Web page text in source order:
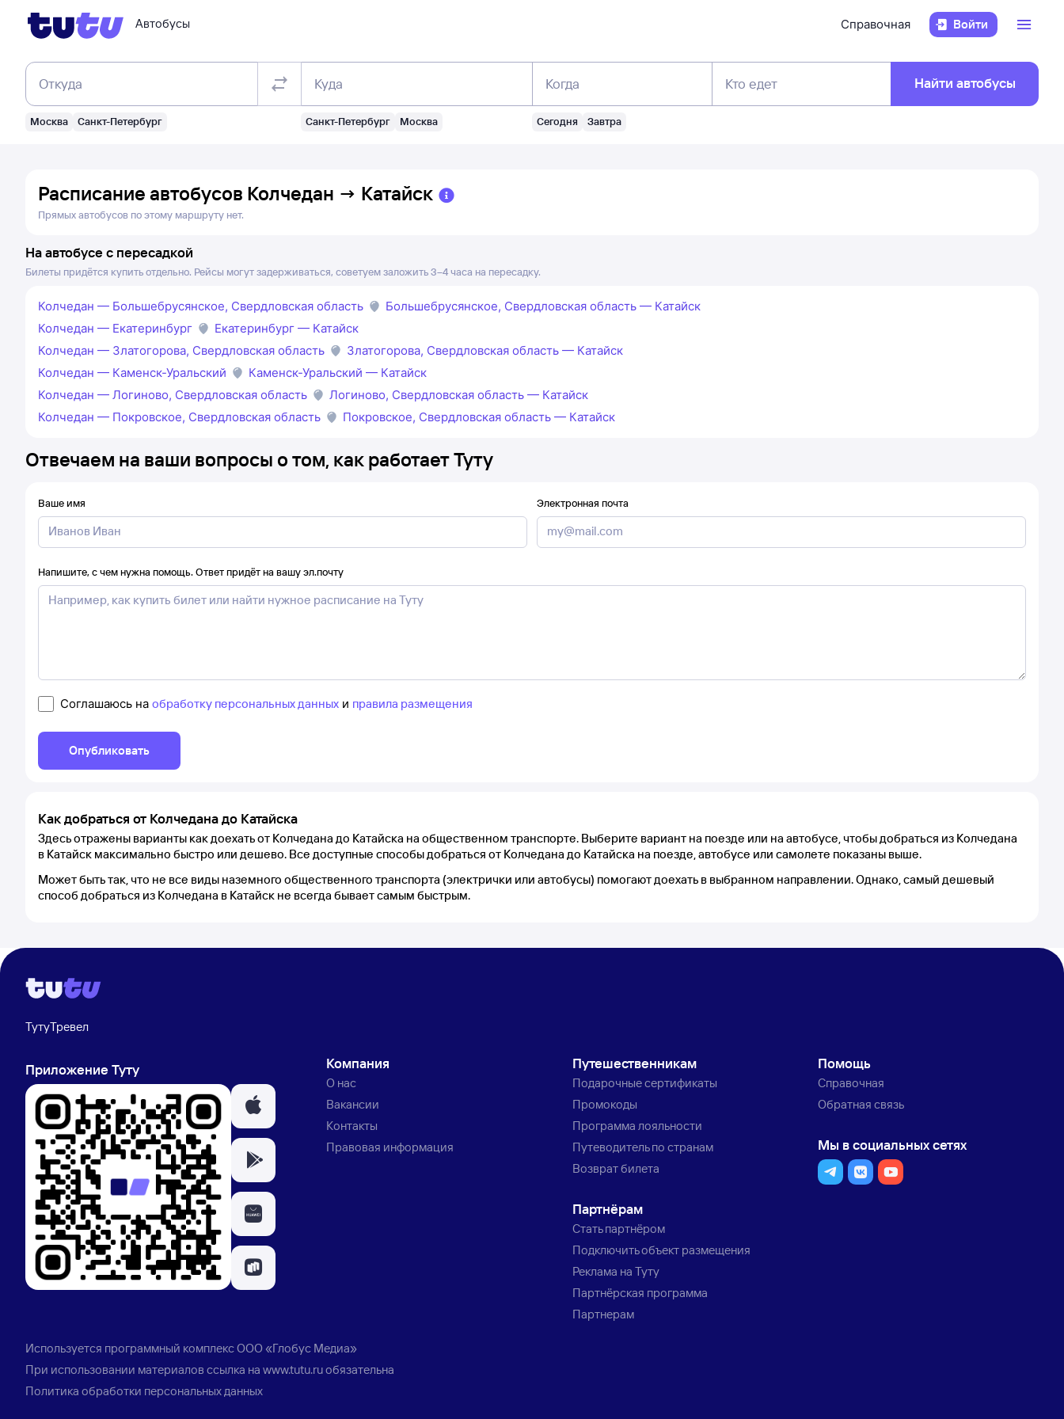
Автобусы Справочная Войти
Откуда
Москва Санкт-Петербург
Куда
Санкт-Петербург Москва
Когда
Сегодня Завтра
Кто едет Найти автобусы
Расписание автобусов Колчедан → Катайск
Прямых автобусов по этому маршруту нет.
На автобусе с пересадкой
Билеты придётся купить отдельно. Рейсы могут задерживаться, советуем заложить 3–4 часа на пересадку.
Колчедан — Большебрусянское, Свердловская область
Большебрусянское, Свердловская область — Катайск
Колчедан — Екатеринбург
Екатеринбург — Катайск
Колчедан — Златогорова, Свердловская область
Златогорова, Свердловская область — Катайск
Колчедан — Каменск-Уральский
Каменск-Уральский — Катайск
Колчедан — Логиново, Свердловская область
Логиново, Свердловская область — Катайск
Колчедан — Покровское, Свердловская область
Покровское, Свердловская область — Катайск
Отвечаем на ваши вопросы о том, как работает Туту
Ваше имя Электронная почта
Напишите, с чем нужна помощь. Ответ придёт на вашу эл.почту
Соглашаюсь на обработку персональных данных и правила размещения
Опубликовать
Как добраться от Колчедана до Катайска
Здесь отражены варианты как доехать от Колчедана до Катайска на общественном транспорте. Выберите вариант на поезде или на автобусе, чтобы добраться из Колчедана
в Катайск максимально быстро или дешево. Все доступные способы добраться от Колчедана до Катайска на поезде, автобусе или самолете показаны выше.
Может быть так, что не все виды наземного общественного транспорта (электрички или автобусы) помогают доехать в выбранном направлении. Однако, самый дешевый
способ добраться из Колчедана в Катайск не всегда бывает самым быстрым.
ТутуТревел
Приложение Туту Компания
О нас
Вакансии
Контакты
Правовая информация
Путешественникам
Подарочные сертификаты
Промокоды
Программа лояльности
Путеводитель по странам
Возврат билета
Партнёрам
Стать партнёром
Подключить объект размещения
Реклама на Туту
Партнёрская программа
Партнерам
Помощь
Справочная
Обратная связь
Мы в социальных сетях
Используется программный комплексООО «Глобус Медиа»
При использовании материалов ссылка на www.tutu.ruобязательна
Политика обработки персональных данных